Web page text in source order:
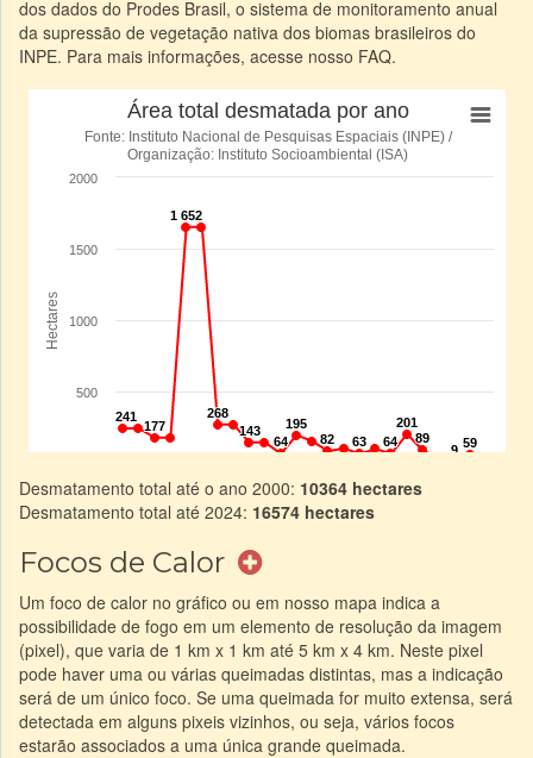
dos dados do Prodes Brasil, o sistema de monitoramento anual
da supressão de vegetação nativa dos biomas brasileiros do
INPE. Para mais informações, acesse nosso FAQ.
Desmatamento total até o ano 2000: 10364 hectares
Desmatamento total até 2024: 16574 hectares
Focos de Calor
Um foco de calor no gráfico ou em nosso mapa indica a
possibilidade de fogo em um elemento de resolução da imagem
(pixel), que varia de 1 km x 1 km até 5 km x 4 km. Neste pixel
pode haver uma ou várias queimadas distintas, mas a indicação
será de um único foco. Se uma queimada for muito extensa, será
detectada em alguns pixeis vizinhos, ou seja, vários focos
estarão associados a uma única grande queimada.